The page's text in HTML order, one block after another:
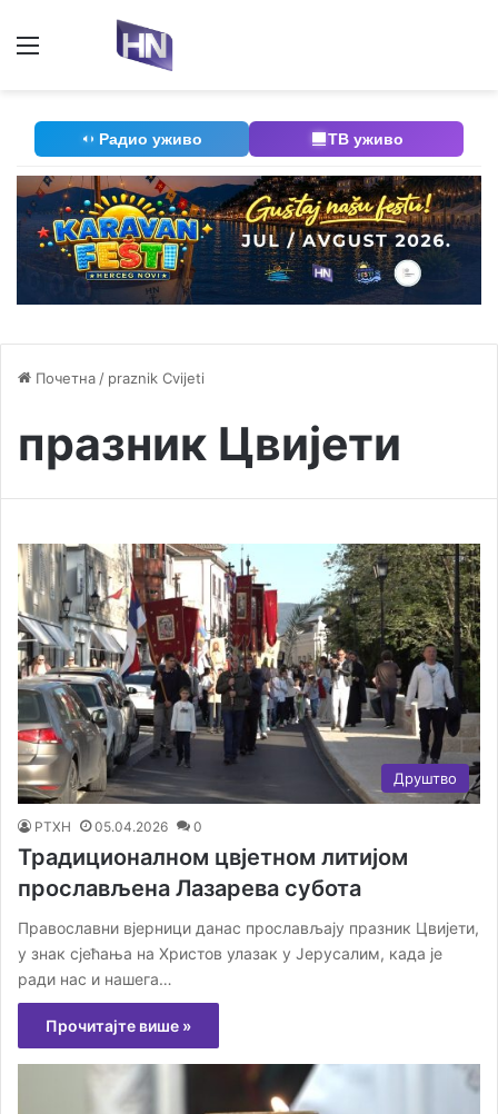
Радио уживо ТВ уживо
Почетна / praznik Cvijeti
празник Цвијети
Друштво
РТХН 05.04.2026 0
Традиционалном цвјетном литијом
прослављена Лазарева субота
Православни вјерници данас прослављају празник Цвијети,
у знак сјећања на Христов улазак у Јерусалим, када је
ради нас и нашега…
Прочитајте више »